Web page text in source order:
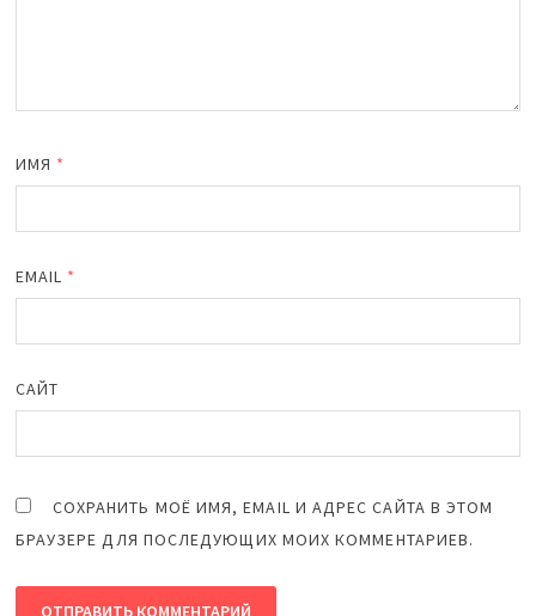
ИМЯ *
EMAIL *
САЙТ
СОХРАНИТЬ МОЁ ИМЯ, EMAIL И АДРЕС САЙТА В ЭТОМ
БРАУЗЕРЕ ДЛЯ ПОСЛЕДУЮЩИХ МОИХ КОММЕНТАРИЕВ.